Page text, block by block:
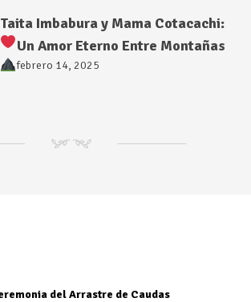
Taita Imbabura y Mama Cotacachi:
Un Amor Eterno Entre Montañas
febrero 14, 2025
NM
del Arrastre de Caudas